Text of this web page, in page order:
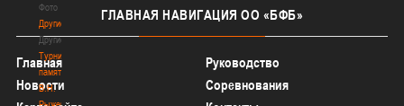
Фото
Другие
Другие
Турнир
памяти
В.Н.
Рыженкова
ГЛАВНАЯ НАВИГАЦИЯ ОО «БФБ»
Главная
Руководство
Новости
Соревнования